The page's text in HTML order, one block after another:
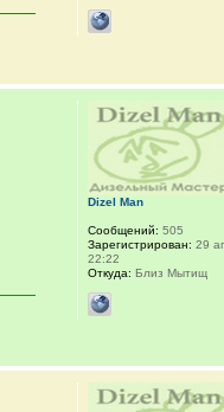
Dizel Man
Сообщений: 505
Зарегистрирован: 29
22:22
Откуда: Близ Мытищ